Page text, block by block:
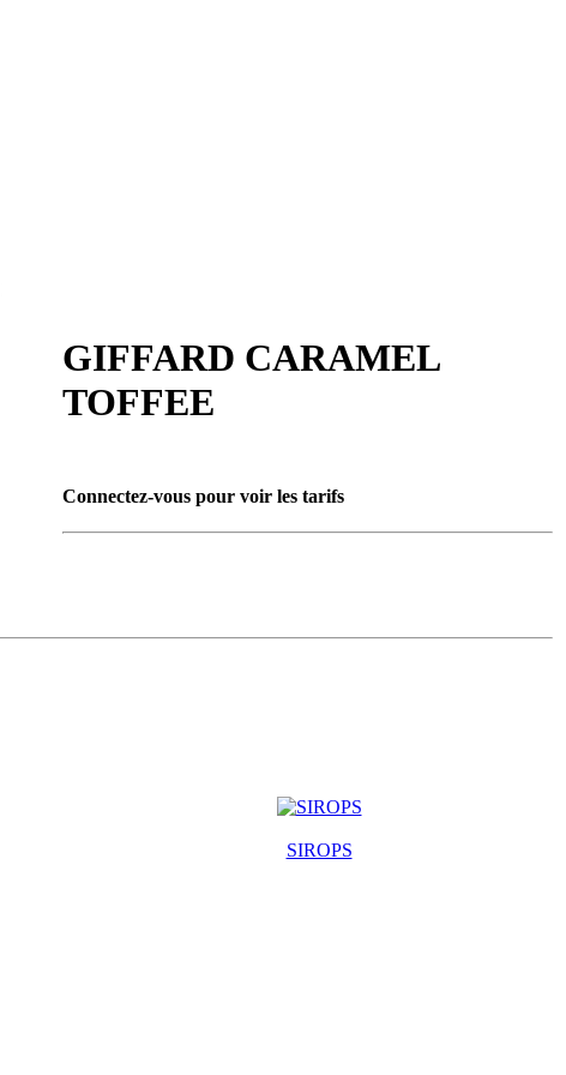
GIFFARD CARAMEL
TOFFEE
Connectez-vous pour voir les tarifs
SIROPS